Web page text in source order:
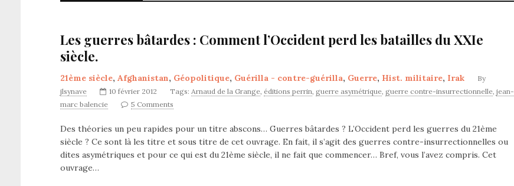
Les guerres bâtardes : Comment l’Occident perd les batailles du XXIe
siècle.
21ème siècle, Afghanistan, Géopolitique, Guérilla - contre-guérilla, Guerre, Hist. militaire, Irak
By
jlsynave
10 février 2012 Tags: Arnaud de la Grange, éditions perrin, guerre asymétrique, guerre contre-insurrectionnelle, jean-
marc balencie
5 Comments
Des théories un peu rapides pour un titre abscons… Guerres bâtardes ? L’Occident perd les guerres du 21ème
siècle ? Ce sont là les titre et sous titre de cet ouvrage. En fait, il s’agit des guerres contre-insurrectionnelles ou
dites asymétriques et pour ce qui est du 21ème siècle, il ne fait que commencer… Bref, vous l’avez compris. Cet
ouvrage…